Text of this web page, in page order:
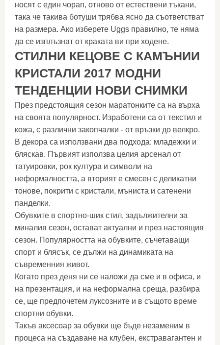
носят с един чорап, отново от естествени тъкани,
така че такива ботуши трябва ясно да съответстват
на размера. Ако изберете Uggs правилно, те няма
да се изплъзнат от краката ви при ходене.
СТИЛНИ КЕЦОВЕ С КАМЪНИИ
КРИСТАЛИ 2017 МОДНИ
ТЕНДЕНЦИИ НОВИ СНИМКИ
През предстоящия сезон маратонките са на върха
на своята популярност. Изработени са от текстил и
кожа, с различни закопчалки - от връзки до велкро.
В декора са използвани два подхода: младежки и
бляскав. Първият използва целия арсенал от
татуировки, рок култура и символи на
неформалността, а вторият е смесен с деликатни
тонове, покрити с кристали, мъниста и сатенени
панделки.
Обувките в спортно-шик стил, задължителни за
миналия сезон, остават актуални и през настоящия
сезон. Популярността на обувките, съчетаващи
спорт и блясък, се дължи на динамиката на
съвременния живот.
Когато през деня ни се наложи да сме и в офиса, и
на презентация, и на неформална среща, разбира
се, ще предпочетем луксозните и в същото време
спортни обувки.
Такъв аксесоар за обувки ще бъде незаменим в
процеса на създаване на клубен, екстравагантен и